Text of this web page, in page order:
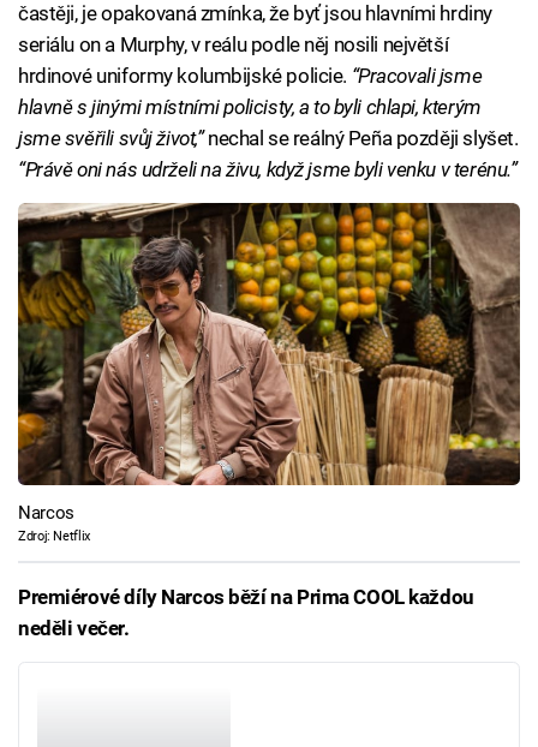
častěji, je opakovaná zmínka, že byť jsou hlavními hrdiny
seriálu on a Murphy, v reálu podle něj nosili největší
hrdinové uniformy kolumbijské policie. “Pracovali jsme
hlavně s jinými místními policisty, a to byli chlapi, kterým
jsme svěřili svůj život,”nechal se reálný Peña později slyšet.
“Právě oni nás udrželi na živu, když jsme byli venku v terénu.”
Narcos
Zdroj: Netflix
Premiérové díly Narcos běží na Prima COOL každou
neděli večer.